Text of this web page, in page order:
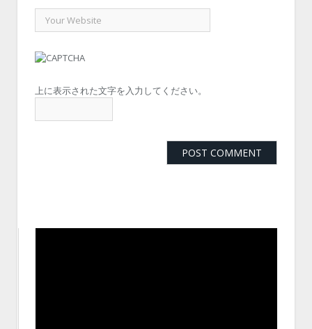
上に表示された文字を入力してください。